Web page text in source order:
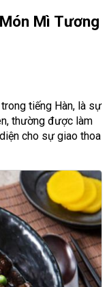
Mì Tương
tiếng Hàn, là sự
thường được làm
cho sự giao thoa